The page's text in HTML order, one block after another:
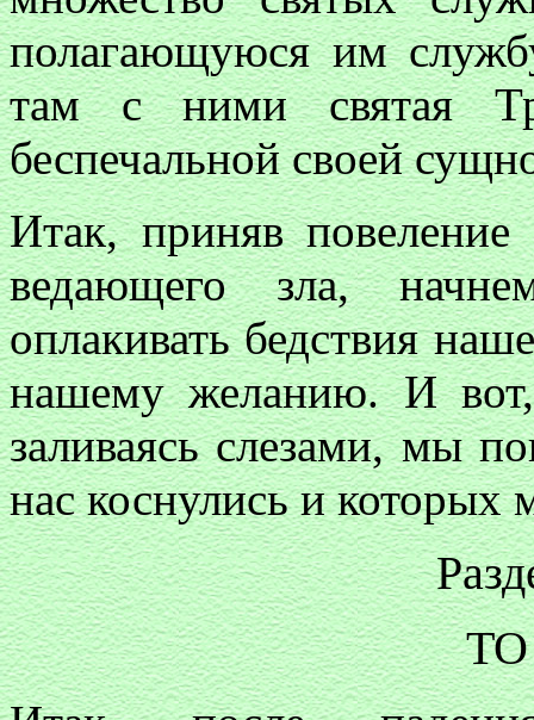
полагающуюся им
там с ними святая
беспечальной своей
Итак, приняв
ведающего зла,
оплакивать бедствия
нашему желанию. И
заливаясь слезами, мы
нас коснулись и